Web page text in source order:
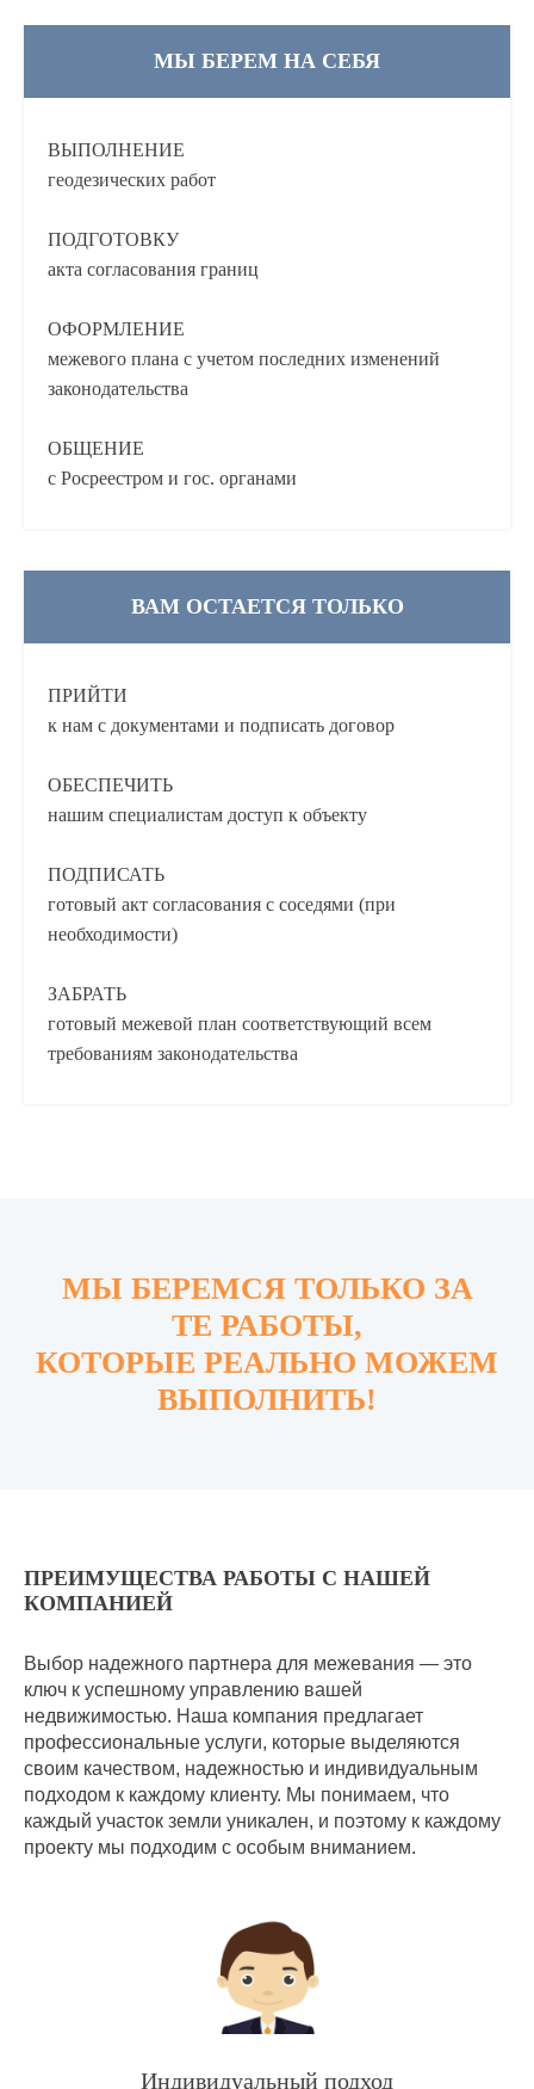
МЫ БЕРЕМ НА СЕБЯ
ВЫПОЛНЕНИЕ
геодезических работ
ПОДГОТОВКУ
акта согласования границ
ОФОРМЛЕНИЕ
межевого плана с учетом последних изменений
законодательства
ОБЩЕНИЕ
с Росреестром и гос. органами
ВАМ ОСТАЕТСЯ ТОЛЬКО
ПРИЙТИ
к нам с документами и подписать договор
ОБЕСПЕЧИТЬ
нашим специалистам доступ к объекту
ПОДПИСАТЬ
готовый акт согласования с соседями (при
необходимости)
ЗАБРАТЬ
готовый межевой план соответствующий всем
требованиям законодательства
МЫ БЕРЕМСЯ ТОЛЬКО ЗА
ТЕ РАБОТЫ,
КОТОРЫЕ РЕАЛЬНО МОЖЕМ
ВЫПОЛНИТЬ!
ПРЕИМУЩЕСТВА РАБОТЫ С НАШЕЙ
КОМПАНИЕЙ
Выбор надежного партнера для межевания — это
ключ к успешному управлению вашей
недвижимостью. Наша компания предлагает
профессиональные услуги, которые выделяются
своим качеством, надежностью и индивидуальным
подходом к каждому клиенту. Мы понимаем, что
каждый участок земли уникален, и поэтому к каждому
проекту мы подходим с особым вниманием.
Индивидуальный подход